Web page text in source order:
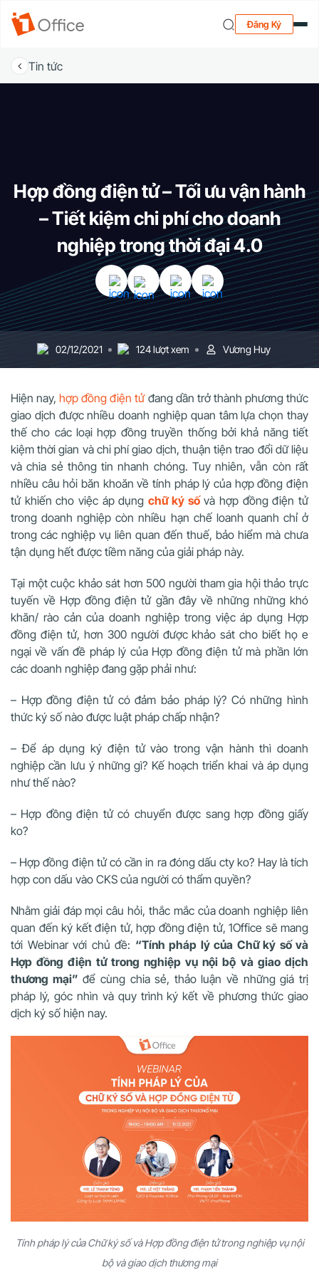
Đăng Ký
Tin tức
Hợp đồng điện tử – Tối ưu vận hành
– Tiết kiệm chi phí cho doanh
nghiệp trong thời đại 4.0
02/12/2021 124 lượt xem Vương Huy
Hiện nay,hợp đồng điện tửđang dần trở thành phương thức
giao dịch được nhiều doanh nghiệp quan tâm lựa chọn thay
thế cho các loại hợp đồng truyền thống bởi khả năng tiết
kiệm thời gian và chi phí giao dịch, thuận tiện trao đổi dữ liệu
và chia sẻ thông tin nhanh chóng. Tuy nhiên, vẫn còn rất
nhiều câu hỏi băn khoăn về tính pháp lý của hợp đồng điện
tử khiến cho việc áp dụngchữ ký sốvà hợp đồng điện tử
trong doanh nghiệp còn nhiều hạn chế loanh quanh chỉ ở
trong các nghiệp vụ liên quan đến thuế, bảo hiểm mà chưa
tận dụng hết được tiềm năng của giải pháp này.
Tại một cuộc khảo sát hơn 500 người tham gia hội thảo trực
tuyến về Hợp đồng điện tử gần đây về những những khó
khăn/ rào cản của doanh nghiệp trong việc áp dụng Hợp
đồng điện tử, hơn 300 người được khảo sát cho biết họ e
ngại về vấn đề pháp lý của Hợp đồng điện tử mà phần lớn
các doanh nghiệp đang gặp phải như:
– Hợp đồng điện tử có đảm bảo pháp lý? Có những hình
thức ký số nào được luật pháp chấp nhận?
– Để áp dụng ký điện tử vào trong vận hành thì doanh
nghiệp cần lưu ý những gì? Kế hoạch triển khai và áp dụng
như thế nào?
– Hợp đồng điện tử có chuyển được sang hợp đồng giấy
ko?
– Hợp đồng điện tử có cần in ra đóng dấu cty ko? Hay là tích
hợp con dấu vào CKS của người có thẩm quyền?
Nhằm giải đáp mọi câu hỏi, thắc mắc của doanh nghiệp liên
quan đến ký kết điện tử, hợp đồng điện tử, 1Office sẽ mang
tới Webinar với chủ đề: “Tính pháp lý của Chữ ký số và
Hợp đồng điện tử trong nghiệp vụ nội bộ và giao dịch
thương mại” để cùng chia sẻ, thảo luận về những giá trị
pháp lý, góc nhìn và quy trình ký kết về phương thức giao
dịch ký số hiện nay.
Tính pháp lý của Chữ ký số và Hợp đồng điện tử trong nghiệp vụ nội
bộ và giao dịch thương mại